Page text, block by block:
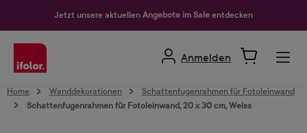
Jetzt unsere aktuellen Angebote im Sale entdecken
Anmelden
Home Wanddekorationen
Schattenfugenrahmen für Fotoleinwand
Schattenfugenrahmen für Fotoleinwand, 20 x 30 cm, Weiss